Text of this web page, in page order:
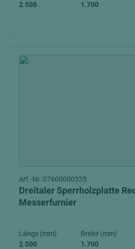
2.500
1.700
Art.-Nr. 07600000335
Dreitaler Sperrholzplatte
Messerfurnier
Länge (mm)
2.500
Breite (mm)
1.700